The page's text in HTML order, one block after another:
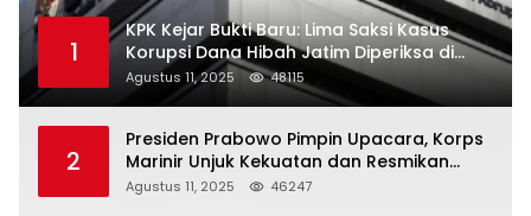
1
KPK Kejar Bukti Baru: Lima Saksi Kasus
Korupsi Dana Hibah Jatim Diperiksa di
Trenggalek
Agustus 11, 2025 48115
2
Presiden Prabowo Pimpin Upacara, Korps
Marinir Unjuk Kekuatan dan Resmikan
Struktur Baru
Agustus 11, 2025 46247